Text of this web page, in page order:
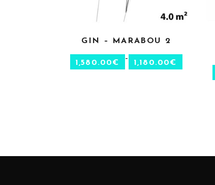
CHOIX DES OPTIONS
GIN – MARABOU 2
1,180.00€
–
1,580.00€